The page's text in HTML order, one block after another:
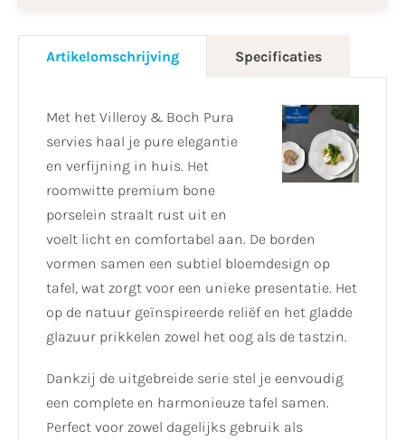
Artikelomschrijving Specificaties
Met het Villeroy & Boch Pura
servies haal je pure elegantie
en verfijning in huis. Het
roomwitte premium bone
porselein straalt rust uit en
voelt licht en comfortabel aan. De borden
vormen samen een subtiel bloemdesign op
tafel, wat zorgt voor een unieke presentatie. Het
op de natuur geïnspireerde reliëf en het gladde
glazuur prikkelen zowel het oog als de tastzin.
Dankzij de uitgebreide serie stel je eenvoudig
een complete en harmonieuze tafel samen.
Perfect voor zowel dagelijks gebruik als